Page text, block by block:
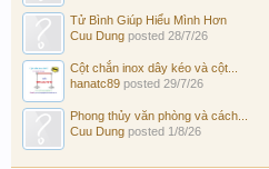
Tử Bình Giúp Hiểu Mình Hơn
Cuu Dung posted 28/7/26
Cột chắn inox dây kéo và cột...
hanatc89 posted 29/7/26
Phong thủy văn phòng và cách...
Cuu Dung posted 1/8/26